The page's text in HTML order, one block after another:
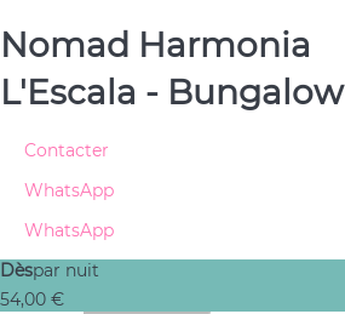
Nomad Harmonia
L'Escala - Bungalow
Contacter
WhatsApp
WhatsApp
Dèspar nuit
54,00 €